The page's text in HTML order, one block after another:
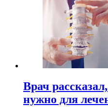
Врач
нужно для